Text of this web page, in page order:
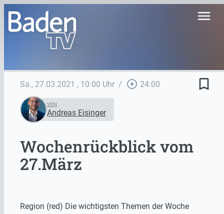
menu
Sa., 27.03.2021 , 10:00 Uhr / play_circle_outline 24:00 bookmark_border
VON
Andreas Eisinger
Wochenrückblick vom
27.März
Region (red) Die wichtigsten Themen der Woche